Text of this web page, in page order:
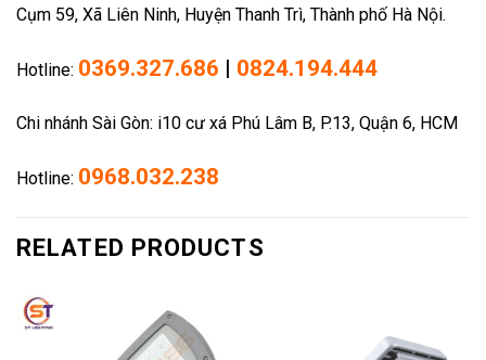
Cụm 59, Xã Liên Ninh, Huyện Thanh Trì, Thành phố Hà Nội.
Hotline: 0369.327.686 | 0824.194.444
Chi nhánh Sài Gòn: i10 cư xá Phú Lâm B, P.13, Quận 6, HCM
Hotline: 0968.032.238
RELATED PRODUCTS